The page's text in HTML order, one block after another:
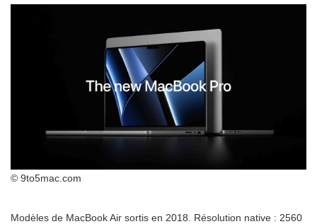
© 9to5mac.com
Modèles de MacBook Air sortis en 2018. Résolution native : 2560